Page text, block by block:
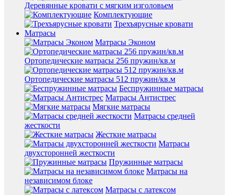
Деревянные кровати с мягким изголовьем
Комплектующие
Трехъярусные кровати
Матрасы
Матрасы Эконом
Ортопедические матрасы 256 пружин/кв.м
Ортопедические матрасы 512 пружин/кв.м
Беспружинные матрасы
Матрасы Антистрес
Мягкие матрасы
Матрасы средней
жесткости
Жесткие матрасы
Матрасы
двухсторонней жесткости
Пружинные матрасы
Матрасы на
независимом блоке
Матрасы с латексом